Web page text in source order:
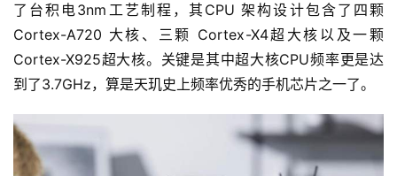
了台积电3nm工艺制程，其CPU 架构设计包含了四颗
Cortex-A720 大核、三颗 Cortex-X4超大核以及一颗
Cortex-X925超大核。关键是其中超大核CPU频率更是达
到了3.7GHz，算是天玑史上频率优秀的手机芯片之一了。